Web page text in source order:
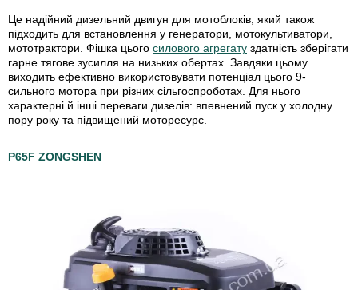
Це надійний дизельний двигун для мотоблоків, який також
підходить для встановлення у генератори, мотокультиватори,
мототрактори. Фішка цього силового агрегату здатність зберігати
гарне тягове зусилля на низьких обертах. Завдяки цьому
виходить ефективно використовувати потенціал цього 9-
сильного мотора при різних сільгоспроботах. Для нього
характерні й інші переваги дизелів: впевнений пуск у холодну
пору року та підвищений моторесурс.
P65F ZONGSHEN